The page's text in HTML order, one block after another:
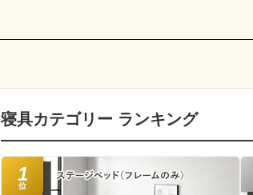
寝具カテゴリー ランキング
1
位